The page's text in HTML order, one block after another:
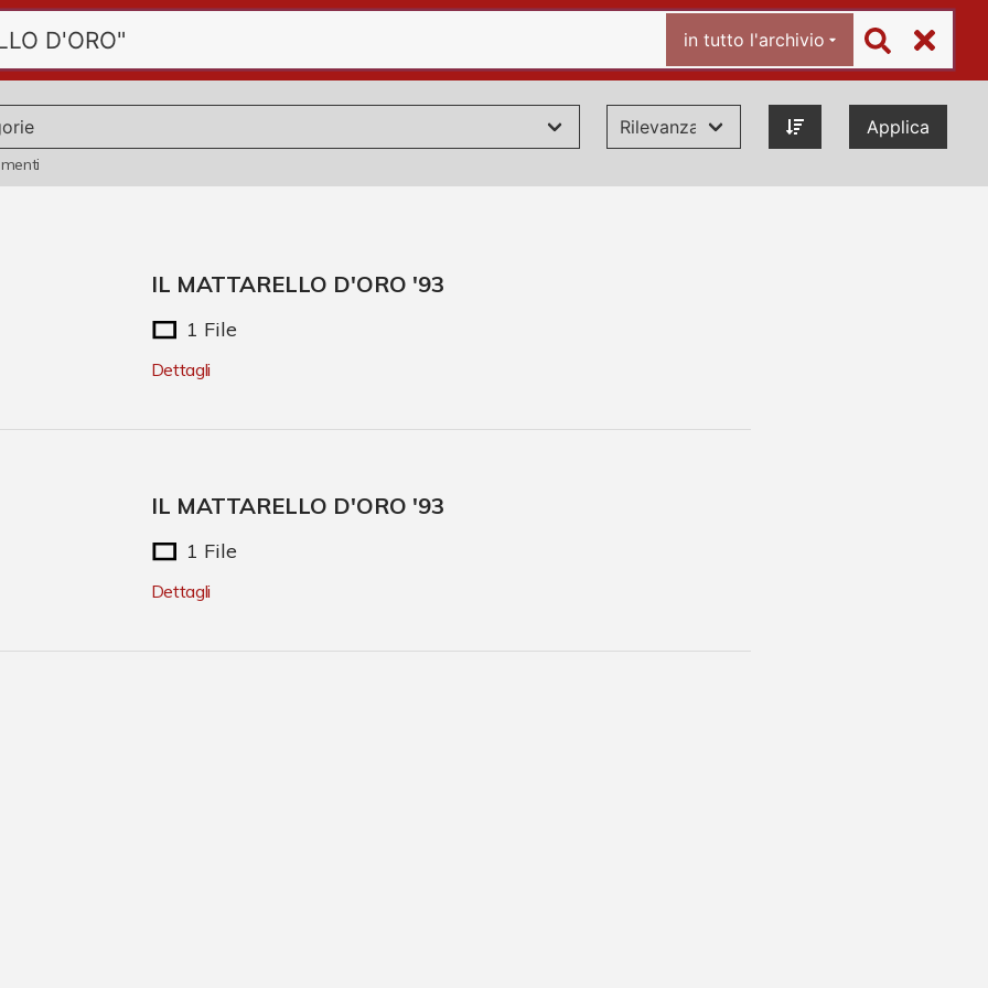
in tutto l'archivio
Applica
IL MATTARELLO D'ORO '93
1 File
Dettagli
IL MATTARELLO D'ORO '93
1 File
Dettagli